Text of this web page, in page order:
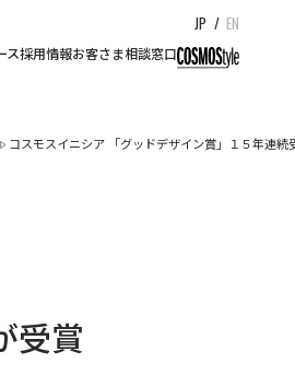
ス採用情報お客さま相談窓口
JP / EN
コスモスイニシア 「グッドデザイン賞」１５年連
受賞